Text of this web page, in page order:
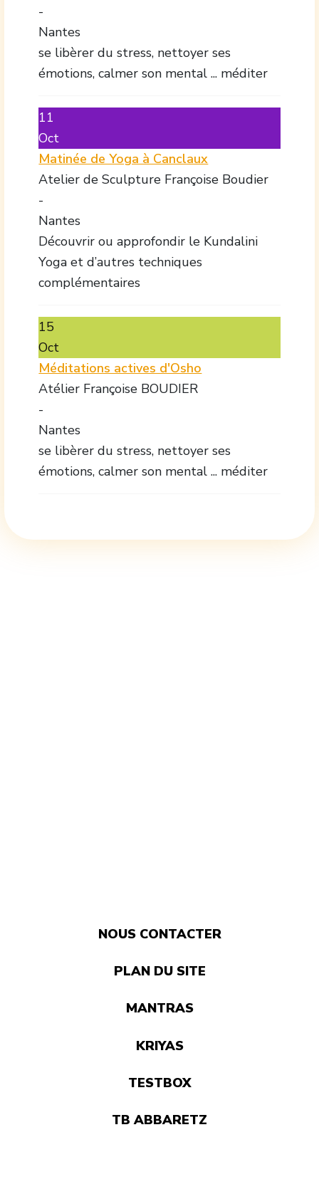
-
Nantes
se libèrer du stress, nettoyer ses
émotions, calmer son mental ... méditer
11
Oct
Matinée de Yoga à Canclaux
Atelier de Sculpture Françoise Boudier
-
Nantes
Découvrir ou approfondir le Kundalini
Yoga et d’autres techniques
complémentaires
15
Oct
Méditations actives d'Osho
Atélier Françoise BOUDIER
-
Nantes
se libèrer du stress, nettoyer ses
émotions, calmer son mental ... méditer
NOUS CONTACTER
PLAN DU SITE
MANTRAS
KRIYAS
TESTBOX
TB ABBARETZ